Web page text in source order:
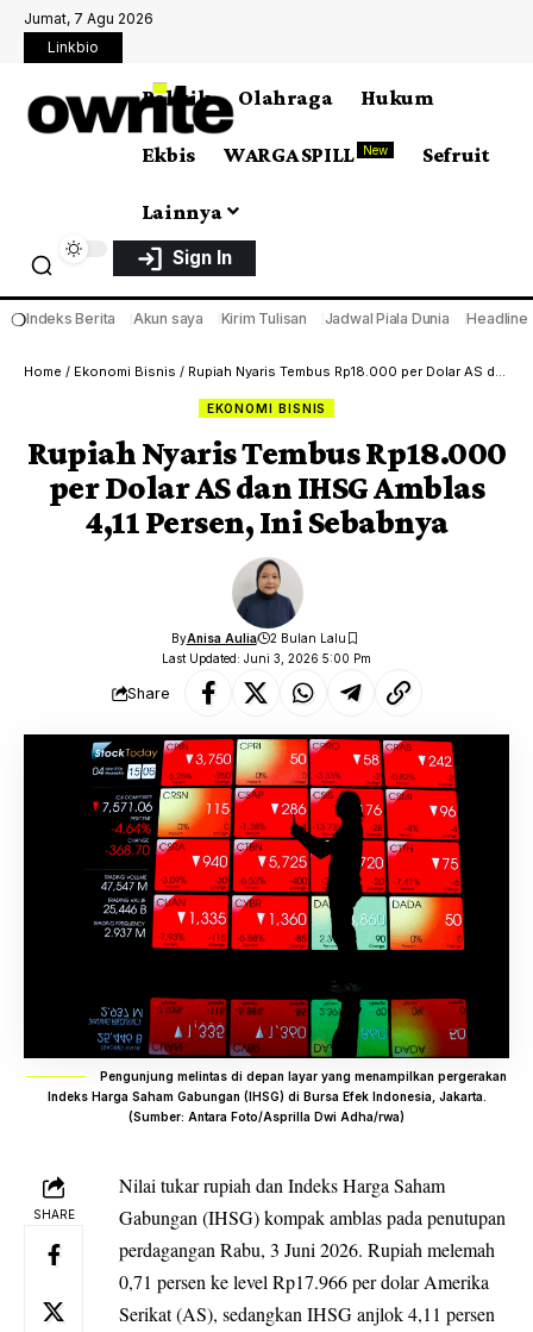
Jumat, 7 Agu 2026
Linkbio
Politik Olahraga Hukum
Ekbis WARGA SPILL New Sefruit
Lainnya
Sign In
❍Indeks Berita Akun saya Kirim Tulisan Jadwal Piala Dunia Headline
Home / Ekonomi Bisnis / Rupiah Nyaris Tembus Rp18.000 per Dolar AS dan IHSG Amblas 4,11 Persen, Ini Sebabnya
EKONOMI BISNIS
Rupiah Nyaris Tembus Rp18.000
per Dolar AS dan IHSG Amblas
4,11 Persen, Ini Sebabnya
Last Updated: Juni 3, 2026 5:00 Pm
ByAnisa Aulia 2 Bulan Lalu
Share
Pengunjung melintas di depan layar yang menampilkan pergerakan
Indeks Harga Saham Gabungan (IHSG) di Bursa Efek Indonesia, Jakarta.
(Sumber: Antara Foto/Asprilla Dwi Adha/rwa)
SHARE
Nilai tukar rupiah dan Indeks Harga Saham
Gabungan (IHSG)kompak amblas pada penutupan
perdagangan Rabu, 3 Juni 2026. Rupiah melemah
0,71 persen ke level Rp17.966 per dolar Amerika
Serikat (AS), sedangkan IHSG anjlok 4,11 persen